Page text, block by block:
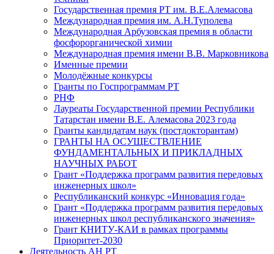
Государственная премия РТ им. В.Е.Алемасова
Международная премия им. А.Н.Туполева
Международная Арбузовская премия в области
фосфорорганической химии
Международная премия имени В.В. Марковникова
Именные премии
Молодёжные конкурсы
Гранты по Госпрограммам РТ
РНФ
Лауреаты Государственной премии Республики
Татарстан имени В.Е. Алемасова 2023 года
Гранты кандидатам наук (постдокторантам)
ГРАНТЫ НА ОСУЩЕСТВЛЕНИЕ
ФУНДАМЕНТАЛЬНЫХ И ПРИКЛАДНЫХ
НАУЧНЫХ РАБОТ
Грант «Поддержка программ развития передовых
инженерных школ»
Республиканский конкурс «Инновация года»
Грант «Поддержка программ развития передовых
инженерных школ республиканского значения»
Грант КНИТУ-КАИ в рамках программы
Приоритет-2030
Деятельность АН РТ